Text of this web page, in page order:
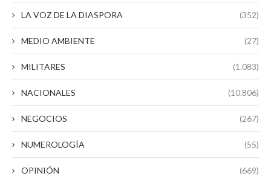
LA VOZ DE LA DIASPORA (352)
MEDIO AMBIENTE (27)
MILITARES (1.083)
NACIONALES (10.806)
NEGOCIOS (267)
NUMEROLOGÍA (55)
OPINIÓN (669)